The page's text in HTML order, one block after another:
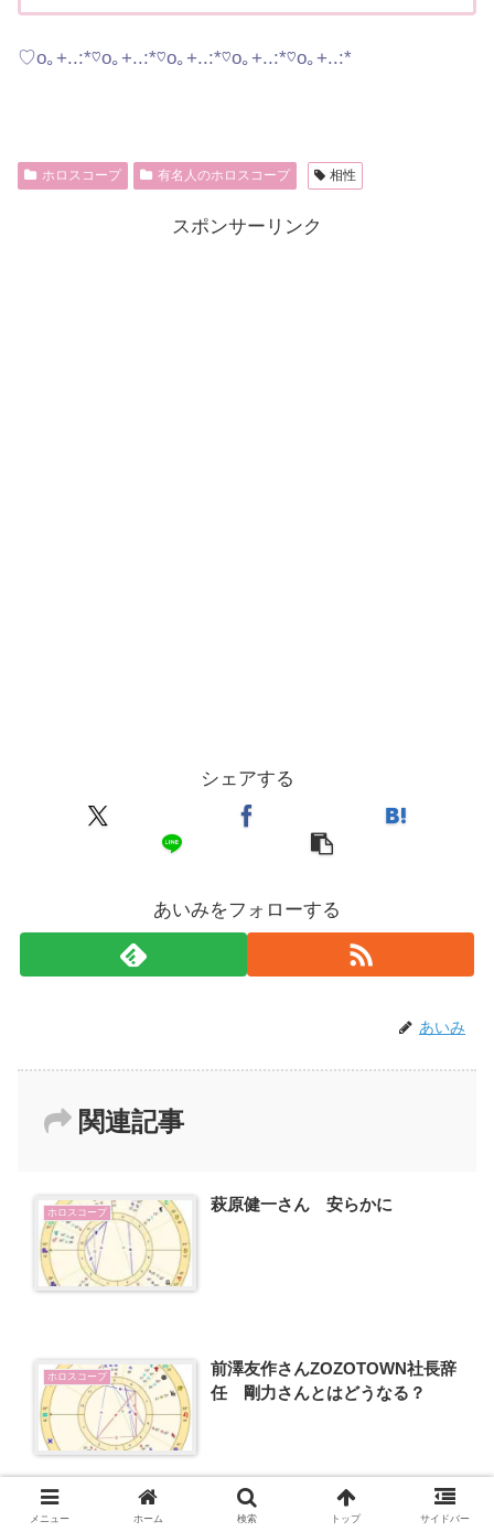
♡o｡+..:*♡o｡+..:*♡o｡+..:*♡o｡+..:*♡o｡+..:*
ホロスコープ 有名人のホロスコープ 相性
スポンサーリンク
シェアする
あいみをフォローする
あいみ
関連記事
ホロスコープ 萩原健一さん 安らかに
ホロスコープ
前澤友作さんZOZOTOWN社長辞
任 剛力さんとはどうなる？
メニュー ホーム 検索 トップ サイドバー